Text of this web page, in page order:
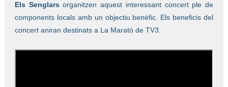
Els Senglarsorganitzen aquest interessant concert ple de
components locals amb un objectiu benèfic. Els beneficis del
concert aniran destinats a La Marató de TV3.